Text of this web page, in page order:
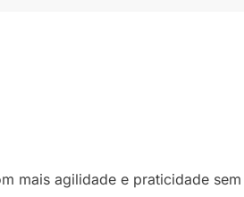
mais agilidade e praticidade